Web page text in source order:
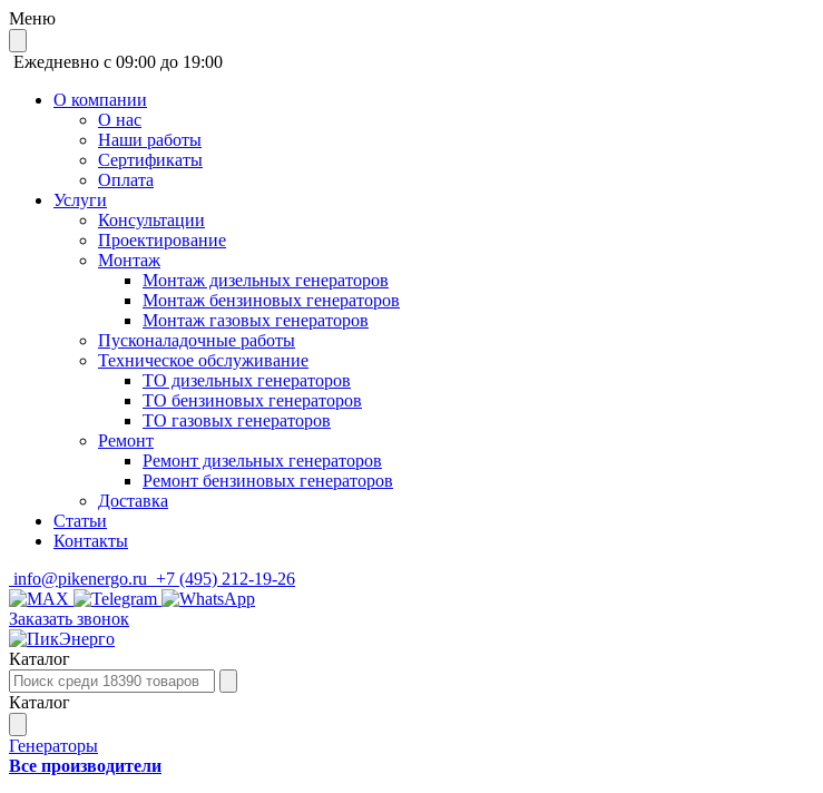
Меню
Ежедневно с 09:00 до 19:00
О компании
О нас
Наши работы
Сертификаты
Оплата
Услуги
Консультации
Проектирование
Монтаж
Монтаж дизельных генераторов
Монтаж бензиновых генераторов
Монтаж газовых генераторов
Пусконаладочные работы
Техническое обслуживание
ТО дизельных генераторов
ТО бензиновых генераторов
ТО газовых генераторов
Ремонт
Ремонт дизельных генераторов
Ремонт бензиновых генераторов
Доставка
Статьи
Контакты
info@pikenergo.ru +7 (495) 212-19-26
Заказать звонок
Каталог
Каталог
Генераторы
Все производители